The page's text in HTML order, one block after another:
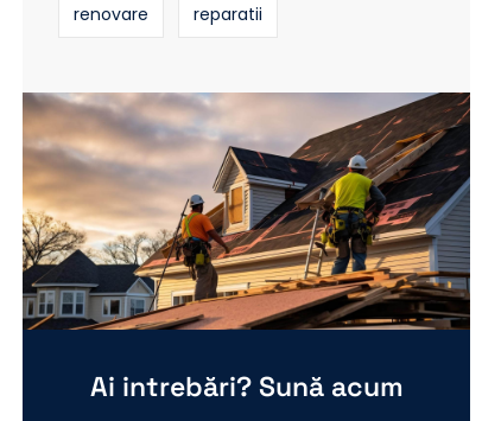
renovare reparatii
Ai intrebări? Sună acum